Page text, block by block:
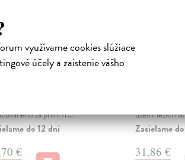
využívame cookies slúžiace
účely a zaistenie vášho
a černý
| Kniha
za první fr...
do 12 dní
€
Knihy
Opus
autorky Rok
území ležící
Zasielame
31,86 €